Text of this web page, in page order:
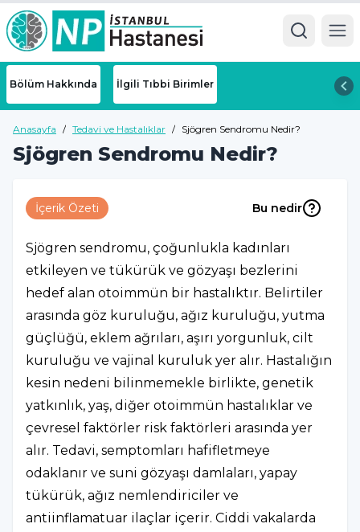
Bölüm Hakkında İlgili Tıbbi Birimler
Anasayfa / Tedavi ve Hastalıklar / Sjögren Sendromu Nedir?
Sjögren Sendromu Nedir?
İçerik Özeti Bu nedir
Sjögren sendromu, çoğunlukla kadınları
etkileyen ve tükürük ve gözyaşı bezlerini
hedef alan otoimmün bir hastalıktır. Belirtiler
arasında göz kuruluğu, ağız kuruluğu, yutma
güçlüğü, eklem ağrıları, aşırı yorgunluk, cilt
kuruluğu ve vajinal kuruluk yer alır. Hastalığın
kesin nedeni bilinmemekle birlikte, genetik
yatkınlık, yaş, diğer otoimmün hastalıklar ve
çevresel faktörler risk faktörleri arasında yer
alır. Tedavi, semptomları hafifletmeye
odaklanır ve suni gözyaşı damlaları, yapay
tükürük, ağız nemlendiriciler ve
antiinflamatuar ilaçlar içerir. Ciddi vakalarda